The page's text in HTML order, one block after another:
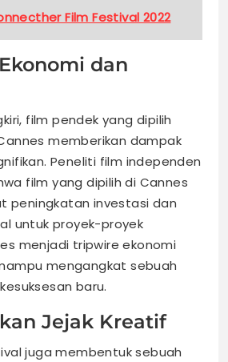
Film Festival 2022
dan
film pendek yang dipilih
memberikan dampak
Peneliti film independen
film yang dipilih di Cannes
peningkatan investasi dan
untuk proyek-proyek
menjadi tripwire ekonomi
mengangkat sebuah
baru.
Jejak Kreatif
juga membentuk sebuah